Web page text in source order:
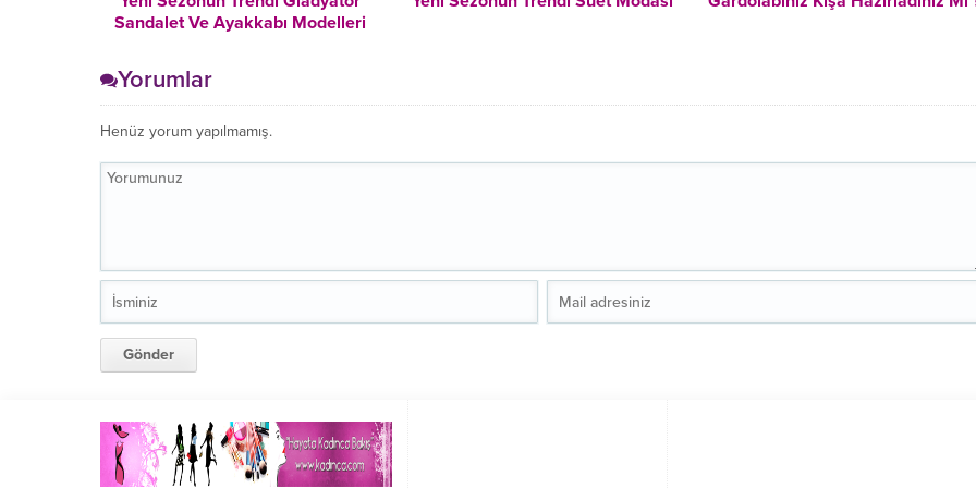
Sandalet Ve Ayakkabı Modelleri
Yorumlar
Henüz yorum yapılmamış.